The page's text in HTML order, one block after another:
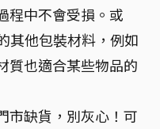
程中不會受損。或
其他包裝材料，例如
質也適合某些物品的
市缺貨，別灰心！可